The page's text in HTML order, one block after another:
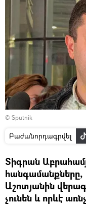
© Sputnik
Բաժանորդագրվել
Տիգրան
հանգամանքները,
Աշոտյանին
չունեն և որևէ